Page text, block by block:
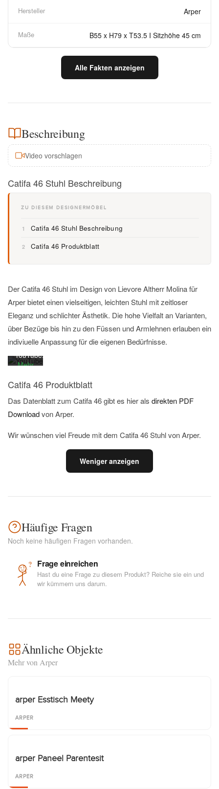
Hersteller Arper
Maße B55 x H79 x T53.5 I Sitzhöhe 45 cm
Alle Fakten anzeigen
Beschreibung
Video vorschlagen
Catifa 46 Stuhl Beschreibung
ZU DIESEM DESIGNERMÖBEL
1 Catifa 46 Stuhl Beschreibung
2 Catifa 46 Produktblatt
Der Catifa 46 Stuhl im Design von Lievore Altherr Molina für
Arper bietet einen vielseitigen, leichten Stuhl mit zeitloser
Eleganz und schlichter Ästhetik. Die hohe Vielfalt an Varianten,
über Bezüge bis hin zu den Füssen und Armlehnen erlauben ein
indiviuelle Anpassung für die eigenen Bedürfnisse.
Laden
Videos
akzeptieren
Sie die
Datenschutzerklärung
von
YouTube.
Mehr
laden
YouTube
Catifa 46 Produktblatt
Das Datenblatt zum Catifa 46 gibt es hier als direkten PDF
Downloadvon Arper.
Wir wünschen viel Freude mit dem Catifa 46 Stuhl von Arper.
Weniger anzeigen
Häufige Fragen
Noch keine häufigen Fragen vorhanden.
? Frage einreichen
Hast du eine Frage zu diesem Produkt? Reiche sie ein und
wir kümmern uns darum.
Ähnliche Objekte
Mehr von Arper
arper Esstisch Meety
ARPER
arper Paneel Parentesit
ARPER